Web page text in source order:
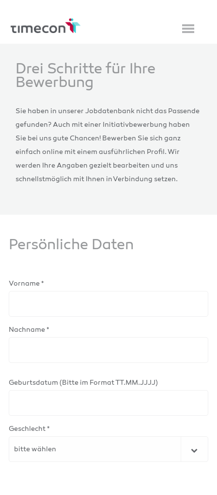
Drei Schritte für Ihre
Bewerbung
Sie haben in unserer Jobdatenbank nicht das Passende
gefunden? Auch mit einer Initiativbewerbung haben
Sie bei uns gute Chancen! Bewerben Sie sich ganz
einfach online mit einem ausführlichen Profil. Wir
werden Ihre Angaben gezielt bearbeiten und uns
schnellstmöglich mit Ihnen in Verbindung setzen.
Persönliche Daten
Vorname *
Nachname *
Geburtsdatum (Bitte im Format TT.MM.JJJJ)
Geschlecht *
bitte wählen